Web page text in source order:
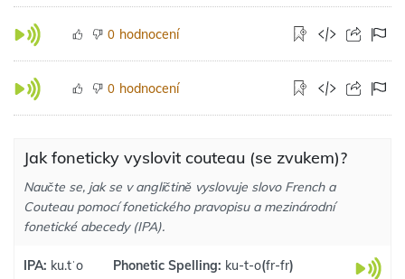
0 hodnocení
0 hodnocení
Jak foneticky vyslovit couteau (se zvukem)?
Naučte se, jak se v angličtině vyslovuje slovo French a
Couteau pomocí fonetického pravopisu a mezinárodní
fonetické abecedy (IPA).
IPA: ku.tˈo Phonetic Spelling: ku-t-o(fr-fr)